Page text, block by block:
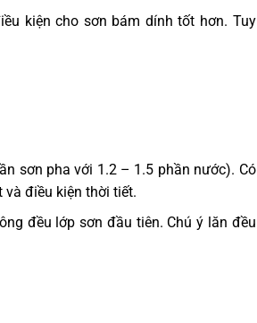
kiện cho sơn bám dính tốt hơn. Tuy
sơn pha với 1.2 – 1.5 phần nước). Có
điều kiện thời tiết.
đều lớp sơn đầu tiên. Chú ý lăn đều